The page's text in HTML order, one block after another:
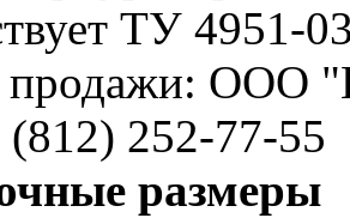
ТУ 4951-
ООО
(812) 252-77-55
размеры